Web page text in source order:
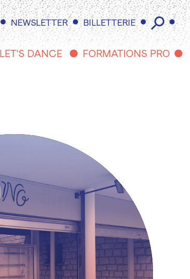
NEWSLETTER BILLETTERIE
LET'S DANCE FORMATIONS PRO